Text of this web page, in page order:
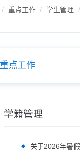
重点工作 学生管理
重点工作
学籍管理
关于2026年暑